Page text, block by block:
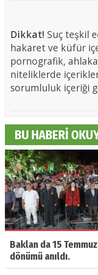
Dikkat! Suç teşkil
hakaret ve küfür
pornografik,
niteliklerde
sorumluluk içeriği
BU HABERİ
Baklan da 15
dönümü anıldı.